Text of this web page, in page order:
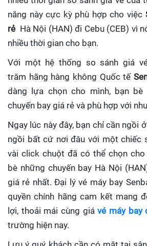
năng này cực kỳ phù hợp cho việc
rẻ Hà Nội (HAN) đi Cebu (CEB) vì
nhiều thời gian cho bạn.
Với một hệ thống so sánh giá
trăm hãng hàng không Quốc tế
dàng lựa chọn cho mình, bạn bè
chuyến bay giá rẻ và phù hợp với
Ngay lúc này đây, bạn chỉ cần ngồi
ngồi bất cứ nơi đâu với một chiếc
vài click chuột đã có thể chọn cho
bè những chuyến bay Hà Nội
giá rẻ nhất. Đại lý vé máy bay
quyền chính hãng cam kết mang
lợi, thoải mái cùng giávé máy bay
trường hiện nay.